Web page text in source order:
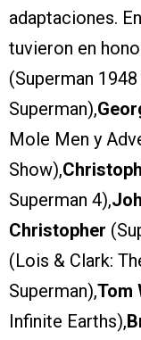
adaptaciones.
tuvieron en
(Superman
Superman),
Mole Men y
Show),
Superman 4),
Christopher
(Lois & Clark:
Superman),Tom
Infinite Earths),